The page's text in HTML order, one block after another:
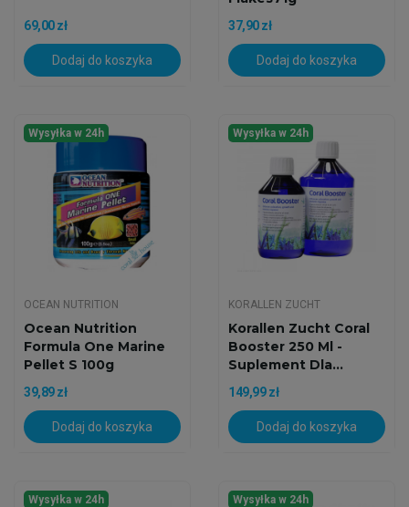
69,00 zł
Dodaj do koszyka
37,90 zł
Dodaj do koszyka
Wysyłka w 24h
OCEAN NUTRITION
Ocean Nutrition
Formula One Marine
Pellet S 100g
39,89 zł
Dodaj do koszyka
Wysyłka w 24h
KORALLEN ZUCHT
Korallen Zucht Coral
Booster 250 Ml -
Suplement Dla...
149,99 zł
Dodaj do koszyka
Wysyłka w 24h Wysyłka w 24h